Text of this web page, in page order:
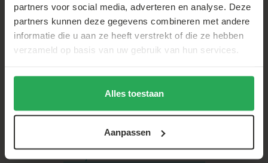
partners voor social media, adverteren en analyse. Deze
partners kunnen deze gegevens combineren met andere
informatie die u aan ze heeft verstrekt of die ze hebben
verzameld op basis van uw gebruik van hun services.
Alles toestaan
Aanpassen
Volg ons op Instagram!
Meld je aan voor onze nieuwsbrief